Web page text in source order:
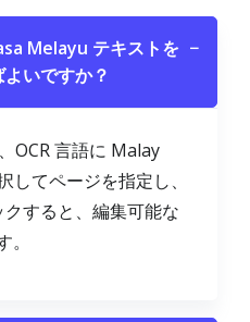
Melayu テキストを
いですか？
−
OCR 言語に Malay
てページを指定し、
クすると、編集可能な